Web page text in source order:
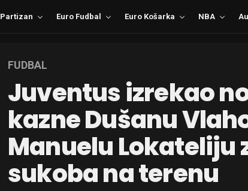
Partizan Euro Fudbal Euro Košarka NBA
FUDBAL
Juventus izrekao
kazne Dušanu
Manuelu Lokateliju
sukoba na terenu